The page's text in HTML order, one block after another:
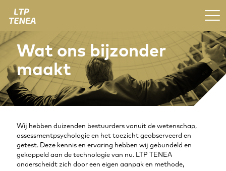
Wat ons bijzonder
maakt
Wij hebben duizenden bestuurders vanuit de wetenschap,
assessmentpsychologie en het toezicht geobserveerd en
getest. Deze kennis en ervaring hebben wij gebundeld en
gekoppeld aan de technologie van nu. LTP TENEA
onderscheidt zich door een eigen aanpak en methode,